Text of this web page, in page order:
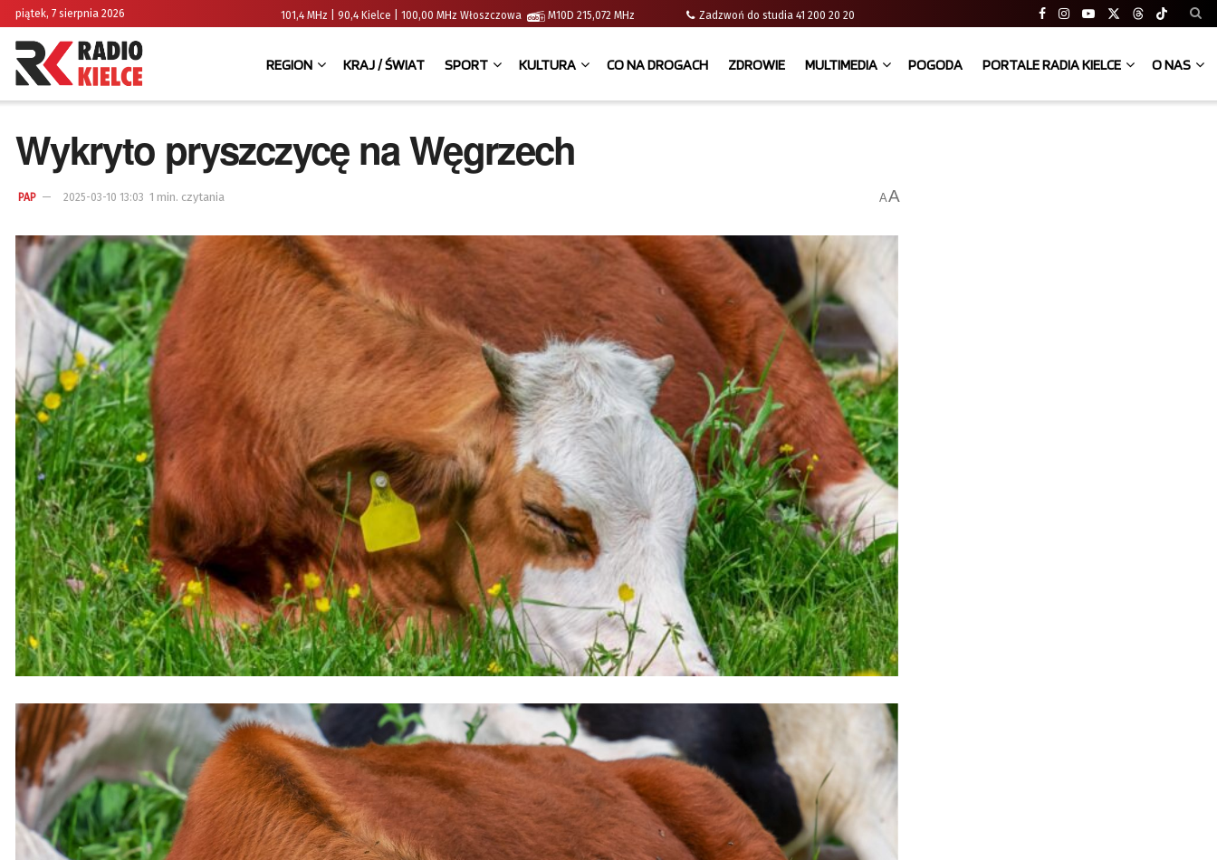
piątek, 7 sierpnia 2026 101,4 MHz | 90,4 Kielce | 100,00 MHz Włoszczowa M10D 215,072 MHz Zadzwoń do studia 41 200 20 20
REGION KRAJ / ŚWIAT SPORT KULTURA CO NA DROGACH ZDROWIE MULTIMEDIA POGODA PORTALE RADIA KIELCE O NAS
Wykryto pryszczycę na Węgrzech
PAP 2025-03-10 13:03 1 min. czytania AA